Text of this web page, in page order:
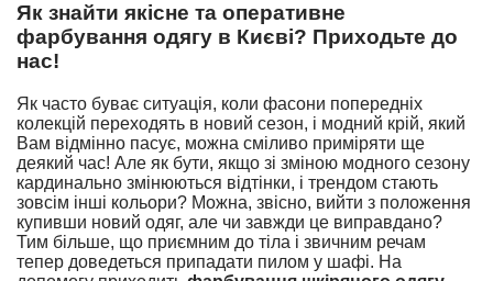
Як знайти якісне та оперативне
фарбування одягу в Києві? Приходьте до
нас!
Як часто буває ситуація, коли фасони попередніх
колекцій переходять в новий сезон, і модний крій, який
Вам відмінно пасує, можна сміливо приміряти ще
деякий час! Але як бути, якщо зі зміною модного сезону
кардинально змінюються відтінки, і трендом стають
зовсім інші кольори? Можна, звісно, вийти з положення
купивши новий одяг, але чи завжди це виправдано?
Тим більше, що приємним до тіла і звичним речам
тепер доведеться припадати пилом у шафі. На